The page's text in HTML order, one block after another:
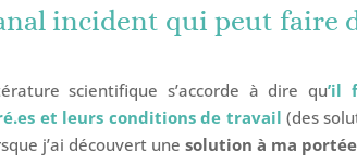
incident qui peut faire
scientifique s’accorde à dire qu’il
et leurs conditions de travail (des
j’ai découvert unesolution à ma